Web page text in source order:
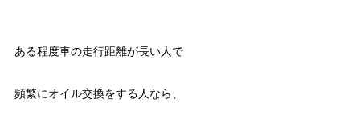
ある程度車の走行距離が長い人で
頻繁にオイル交換をする人なら、